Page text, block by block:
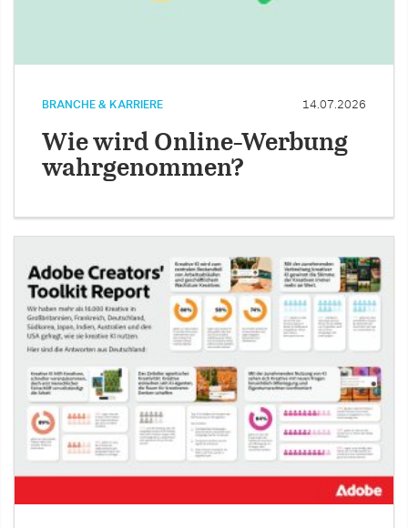
BRANCHE & KARRIERE 14.07.2026
Wie wird Online-Werbung
wahrgenommen?